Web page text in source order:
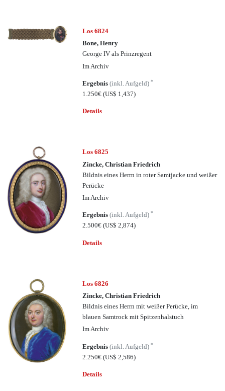
Los 6824
Bone, Henry
George IV als Prinzregent
Im Archiv
Ergebnis(inkl. Aufgeld)*
1.250€(US$ 1,437)
Details
Los 6825
Zincke, Christian Friedrich
Bildnis eines Herrn in roter Samtjacke und weißer
Perücke
Im Archiv
Ergebnis(inkl. Aufgeld)*
2.500€(US$ 2,874)
Details
Los 6826
Zincke, Christian Friedrich
Bildnis eines Herrn mit weißer Perücke, im
blauen Samtrock mit Spitzenhalstuch
Im Archiv
Ergebnis(inkl. Aufgeld)*
2.250€(US$ 2,586)
Details